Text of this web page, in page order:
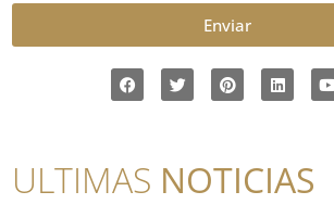
Enviar
ULTIMAS NOTICIAS